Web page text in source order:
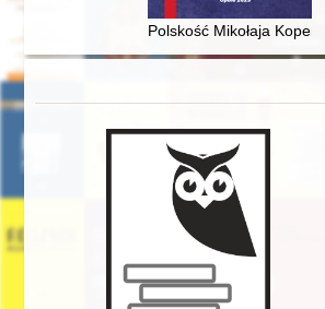
Polskość Mikołaja